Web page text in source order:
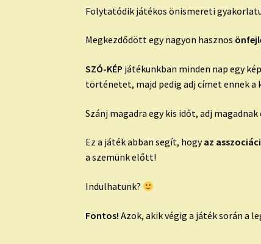
Folytatódik játékos önismereti
Megkezdődött egy nagyon hasznos
SZÓ-KÉP játékunkban minden nap egy
történetet, majd pedig adj címet ennek a
Szánj magadra egy kis időt, adj
Ez a játék abban segít, hogyaz
a szemünk előtt!
Indulhatunk?
Fontos! Azok, akik végig a játék során a